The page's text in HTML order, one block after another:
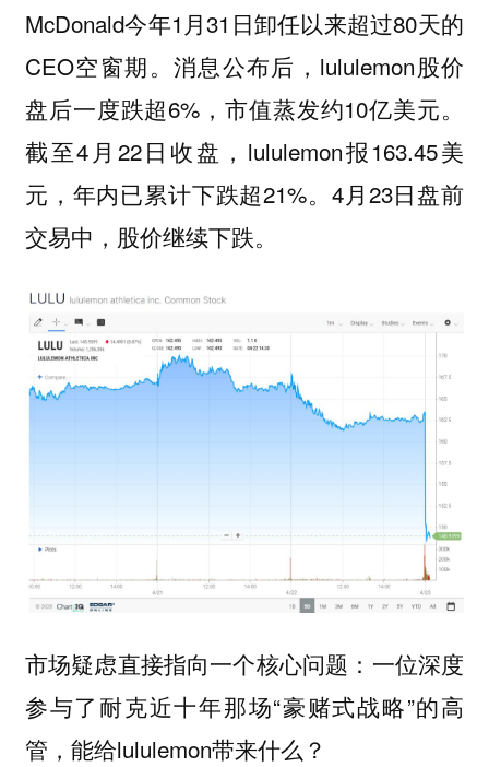
McDonald今年1月31日卸任以来超过80天的
CEO空窗期。消息公布后，lululemon股价
盘后一度跌超6%，市值蒸发约10亿美元。
截至4月22日收盘，lululemon报163.45美
元，年内已累计下跌超21%。4月23日盘前
交易中，股价继续下跌。
市场疑虑直接指向一个核心问题：一位深度
参与了耐克近十年那场“豪赌式战略”的高
管，能给lululemon带来什么？